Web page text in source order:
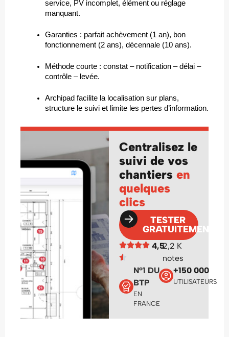
service, PV incomplet, élément ou réglage
manquant.
Garanties : parfait achèvement (1 an), bon
fonctionnement (2 ans), décennale (10 ans).
Méthode courte : constat – notification – délai –
contrôle – levée.
Archipad facilite la localisation sur plans,
structure le suivi et limite les pertes d’information.
Centralisez le
suivi de vos
chantiersen
quelques
clics
TESTER
GRATUITEMENT
4,52,2 K
notes
N°1 DU
BTP
EN
FRANCE
+150 000
UTILISATEURS